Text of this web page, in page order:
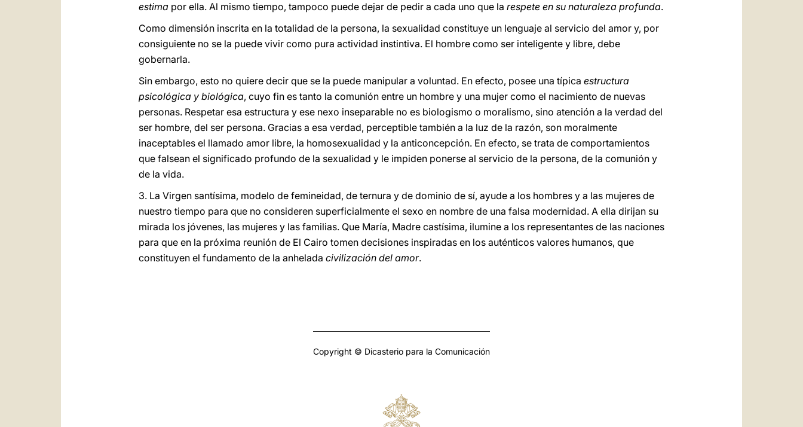
estima por ella. Al mismo tiempo, tampoco puede dejar de pedir a cada uno que la respete en su naturaleza profunda.
Como dimensión inscrita en la totalidad de la persona, la sexualidad constituye un lenguaje al servicio del amor y, por
consiguiente no se la puede vivir como pura actividad instintiva. El hombre como ser inteligente y libre, debe
gobernarla.
Sin embargo, esto no quiere decir que se la puede manipular a voluntad. En efecto, posee una típica estructura
psicológica y biológica, cuyo fin es tanto la comunión entre un hombre y una mujer como el nacimiento de nuevas
personas. Respetar esa estructura y ese nexo inseparable no es biologismo o moralismo, sino atención a la verdad del
ser hombre, del ser persona. Gracias a esa verdad, perceptible también a la luz de la razón, son moralmente
inaceptables el llamado amor libre, la homosexualidad y la anticoncepción. En efecto, se trata de comportamientos
que falsean el significado profundo de la sexualidad y le impiden ponerse al servicio de la persona, de la comunión y
de la vida.
3. La Virgen santísima, modelo de femineidad, de ternura y de dominio de sí, ayude a los hombres y a las mujeres de
nuestro tiempo para que no consideren superficialmente el sexo en nombre de una falsa modernidad. A ella dirijan su
mirada los jóvenes, las mujeres y las familias. Que María, Madre castísima, ilumine a los representantes de las naciones
para que en la próxima reunión de El Cairo tomen decisiones inspiradas en los auténticos valores humanos, que
constituyen el fundamento de la anhelada civilización del amor.
Copyright © Dicasterio para la Comunicación